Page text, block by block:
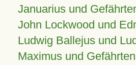
Januarius und
John Lockwood und
Ludwig Ballejus und
Maximus und Gefährten